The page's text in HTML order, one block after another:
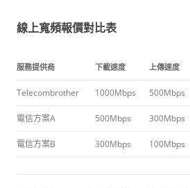
線上寬頻報價對比表
服務提供商 下載速度 上傳速度
Telecombrother 1000Mbps 500Mbps
電信方案A 500Mbps 300Mbps
電信方案B 300Mbps 100Mbps